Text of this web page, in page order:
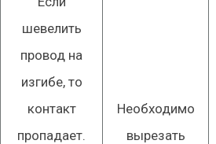
шевелить
провод на
изгибе, то
контакт
пропадает.
Необходимо
вырезать